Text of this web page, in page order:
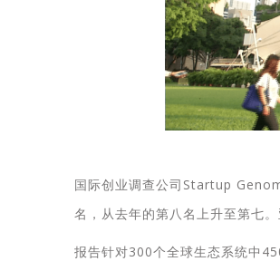
国际创业调查公司Startup
名，从去年的第八名上升至第七
报告针对300个全球生态系统中